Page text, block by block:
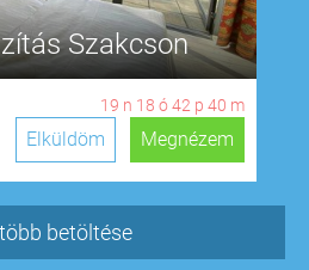
Szakcson
19 n 18 ó42 p 39 m
Megnézem
Elküldöm
betöltése